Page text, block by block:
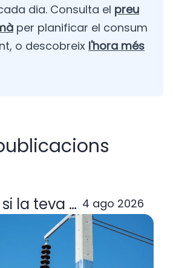
dia. Consulta el preu
per planificar el consum
o descobreix l'hora més
la teva 4 ago 2026